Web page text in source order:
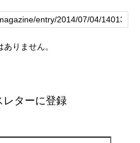
りません。
レターに登録